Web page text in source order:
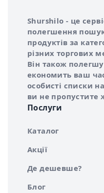
Про сервіс
Shurshilo - це
полегшення
продуктів за
різних торгових
Він також
економить ваш
особисті списки
ви не пропустите
Послуги
Каталог
Акції
Де дешевше?
Блог